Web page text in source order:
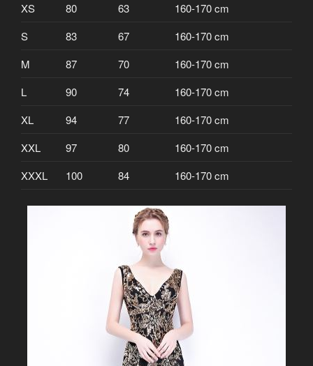
XS
80 63
160-170 cm
S
83 67
160-170 cm
M
87 70
160-170 cm
L
90 74
160-170 cm
XL
94 77
160-170 cm
XXL
97 80
160-170 cm
XXXL
100 84 160-170 cm